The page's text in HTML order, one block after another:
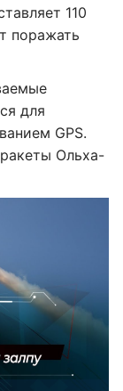
110
поражать
для
GPS.
Ольха-